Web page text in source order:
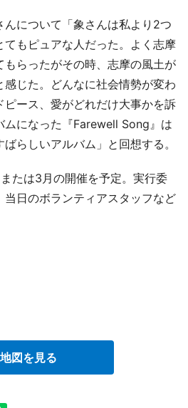
について「象さんは私より2つ
てもピュアな人だった。よく志摩
もらったがその時、志摩の風土が
じた。どんなに社会情勢が変わ
ピース、愛がどれだけ大事かを訴
ムになった『Farewell Song』は
らしいアルバム」と回想する。
たは3月の開催を予定。実行委
当日のボランティアスタッフなど
地図を見る